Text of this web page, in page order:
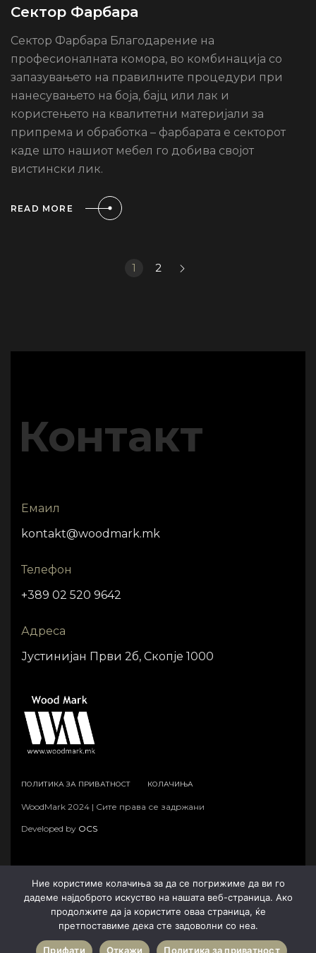
Сектор Фарбара
Сектор Фарбара Благодарение на
професионалната комора, во комбинација со
запазувањето на правилните процедури при
нанесувањето на боја, бајц или лак и
користењето на квалитетни материјали за
припрема и обработка – фарбарата е секторот
каде што нашиот мебел го добива својот
вистински лик.
READ MORE
1 2
Контакт
Емаил
kontakt@woodmark.mk
Телефон
+389 02 520 9642
Адреса
Јустинијан Први 2б, Скопје 1000
ПОЛИТИКА ЗА ПРИВАТНОСТ КОЛАЧИЊА
WoodMark 2024 | Сите права се задржани
Developed by OCS
Ние користиме колачиња за да се погрижиме да ви го
дадеме најдоброто искуство на нашата веб-страница. Ако
продолжите да ја користите оваа страница, ќе
претпоставиме дека сте задоволни со неа.
Прифати Откажи Политика за приватност